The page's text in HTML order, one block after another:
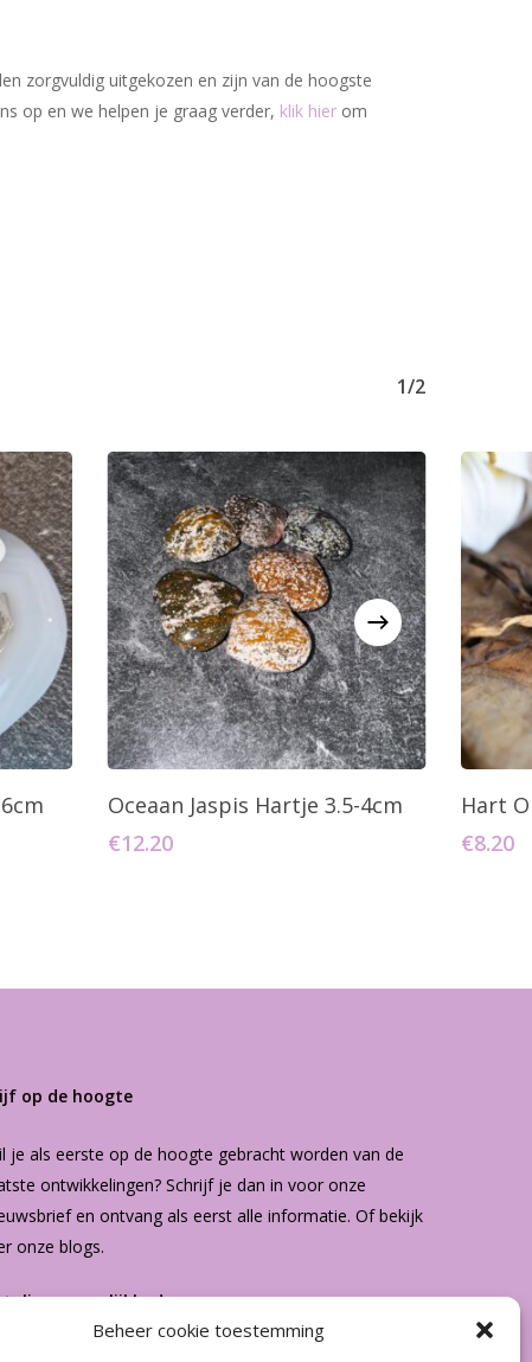
Beheer cookie toestemming
zorgvuldig uitgekozen en zijn van de hoogste
op en we helpen je graag verder, klik hier om
1/2
Toevoegen Aan Winkelwagen
Oceaan Jaspis Hartje 3.5-4cm
€12.20
Hart
€8.20
op de hoogte
je als eerste op de hoogte gebracht worden van de
ontwikkelingen? Schrijf je dan in voor onze
en ontvang als eerst alle informatie. Of bekijk
onzeblogs.